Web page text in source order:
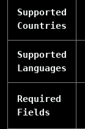
Supported
Countries
Supported
Languages
Required
Fields